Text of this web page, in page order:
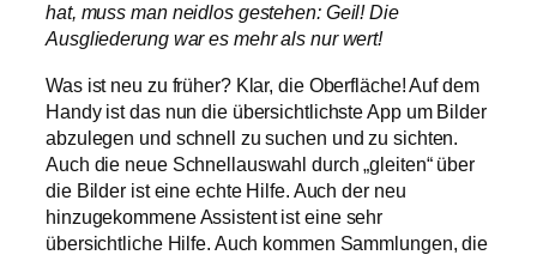
hat, muss man neidlos gestehen: Geil! Die
Ausgliederung war es mehr als nur wert!
Was ist neu zu früher? Klar, die Oberfläche! Auf dem
Handy ist das nun die übersichtlichste App um Bilder
abzulegen und schnell zu suchen und zu sichten.
Auch die neue Schnellauswahl durch „gleiten“ über
die Bilder ist eine echte Hilfe. Auch der neu
hinzugekommene Assistent ist eine sehr
übersichtliche Hilfe. Auch kommen Sammlungen, die